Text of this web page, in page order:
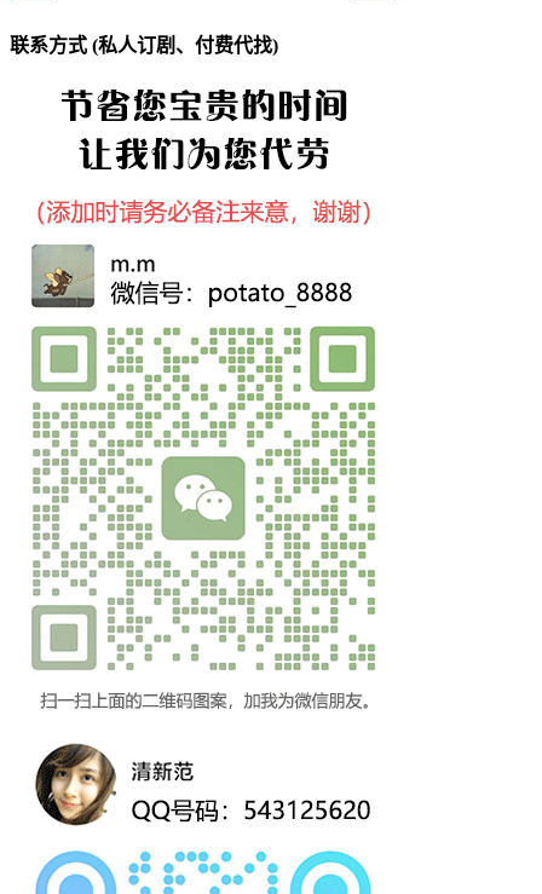
联系方式 (私人订剧、付费代找)